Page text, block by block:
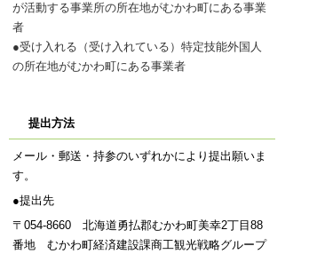
が活動する事業所の所在地がむかわ町にある事業
者
●受け入れる（受け入れている）特定技能外国人
の所在地がむかわ町にある事業者
提出方法
メール・郵送・持参のいずれかにより提出願いま
す。
●提出先
〒054-8660 北海道勇払郡むかわ町美幸2丁目88
番地 むかわ町経済建設課商工観光戦略グループ